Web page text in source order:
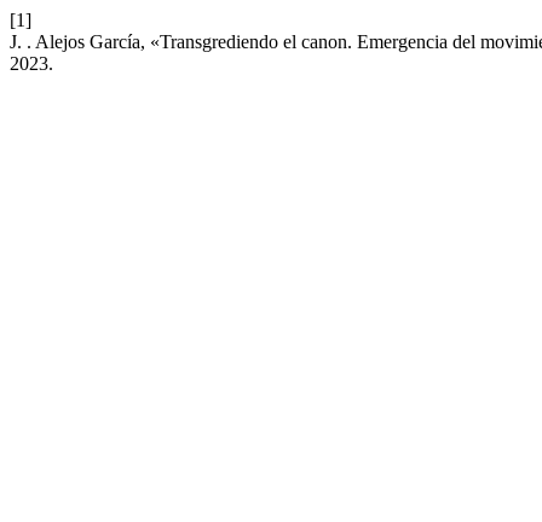
[1]
J. . Alejos García, «Transgrediendo el canon. Emergencia del
2023.